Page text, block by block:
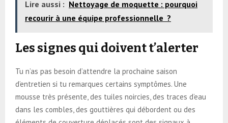
Lire aussi : Nettoyage de moquette : pourquoi
recourir à une équipe professionnelle ?
Les signes qui doivent t’alerter
Tu n’as pas besoin d’attendre la prochaine saison
d’entretien si tu remarques certains symptômes. Une
mousse très présente, des tuiles noircies, des traces d’eau
dans les combles, des gouttières qui débordent ou des